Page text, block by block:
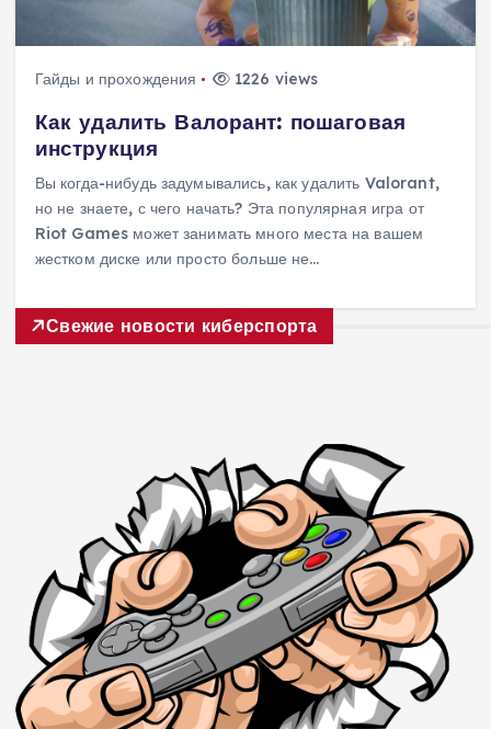
Гайды и прохождения 1226 views
Как удалить Валорант: пошаговая
инструкция
Вы когда-нибудь задумывались, как удалить Valorant,
но не знаете, с чего начать? Эта популярная игра от
Riot Games может занимать много места на вашем
жестком диске или просто больше не…
Свежие новости киберспорта